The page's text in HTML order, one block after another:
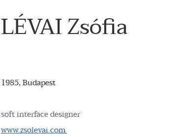
LÉVAI Zsófia
1985, Budapest
soft interface designer
www.zsolevai.com